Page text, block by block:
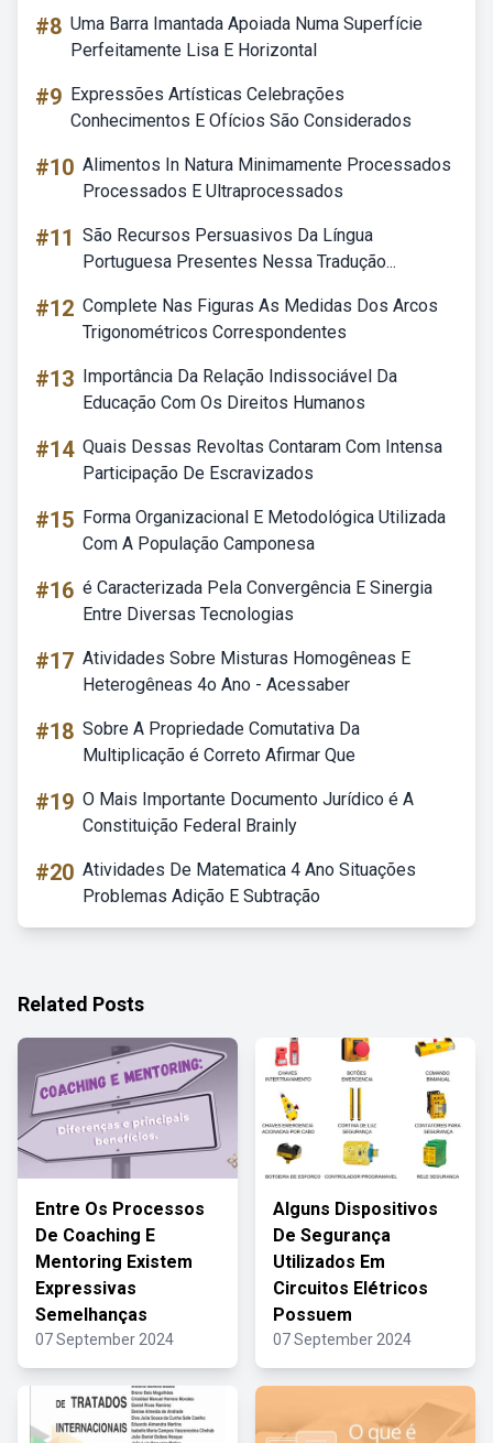
#8 Uma Barra Imantada Apoiada Numa Superfície
Perfeitamente Lisa E Horizontal
#9 Expressões Artísticas Celebrações
Conhecimentos E Ofícios São Considerados
#10 Alimentos In Natura Minimamente Processados
Processados E Ultraprocessados
#11 São Recursos Persuasivos Da Língua
Portuguesa Presentes Nessa Tradução...
#12 Complete Nas Figuras As Medidas Dos Arcos
Trigonométricos Correspondentes
#13 Importância Da Relação Indissociável Da
Educação Com Os Direitos Humanos
#14 Quais Dessas Revoltas Contaram Com Intensa
Participação De Escravizados
#15 Forma Organizacional E Metodológica Utilizada
Com A População Camponesa
#16 é Caracterizada Pela Convergência E Sinergia
Entre Diversas Tecnologias
#17 Atividades Sobre Misturas Homogêneas E
Heterogêneas 4o Ano - Acessaber
#18 Sobre A Propriedade Comutativa Da
Multiplicação é Correto Afirmar Que
#19 O Mais Importante Documento Jurídico é A
Constituição Federal Brainly
#20 Atividades De Matematica 4 Ano Situações
Problemas Adição E Subtração
Related Posts
Entre Os Processos
De Coaching E
Mentoring Existem
Expressivas
Semelhanças
07 September 2024
Alguns Dispositivos
De Segurança
Utilizados Em
Circuitos Elétricos
Possuem
07 September 2024